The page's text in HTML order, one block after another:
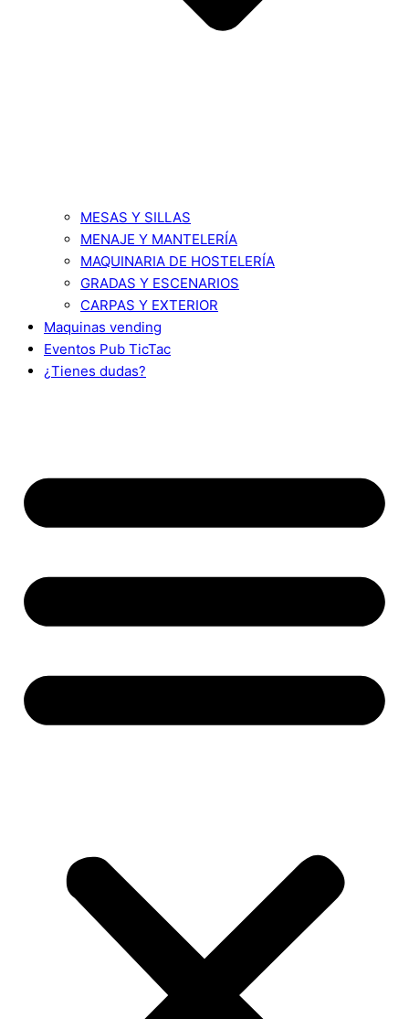
MESAS Y SILLAS
MENAJE Y MANTELERÍA
MAQUINARIA DE HOSTELERÍA
GRADAS Y ESCENARIOS
CARPAS Y EXTERIOR
Maquinas vending
Eventos Pub TicTac
¿Tienes dudas?